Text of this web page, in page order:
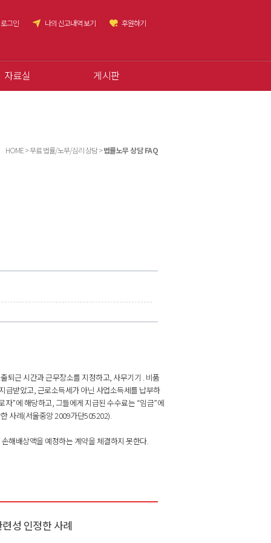
로그인 나의 신고내역 보기 후원하기
자료실 게시판
HOME > 무료 법률/노무/심리 상담 >법률노무 상담 FAQ
퇴근 시간과 근무장소를 지정하고, 사무기기 . 비품
급받았고, 근로소득세가 아닌 사업소득세를 납부하
”에 해당하고, 그들에게 지급된 수수료는 “임금”에
사례(서울중앙 2009가단505202).
해배상액을 예정하는 계약을 체결하지 못한다.
성 인정한 사례